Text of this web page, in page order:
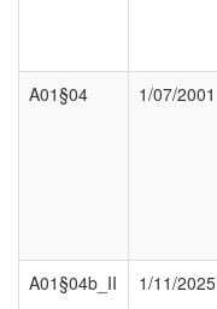
A01§04
1/07/2001
A01§04b_II
1/11/2025